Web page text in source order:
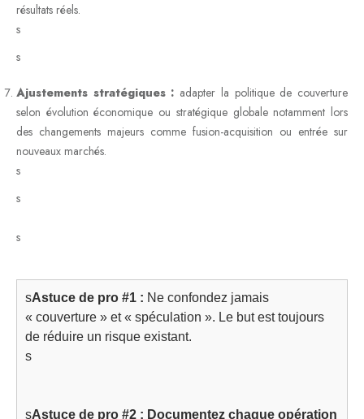
résultats réels.
s
s
Ajustements stratégiques : adapter la politique de couverture
selon évolution économique ou stratégique globale notamment lors
des changements majeurs comme fusion-acquisition ou entrée sur
nouveaux marchés.
s
s
s
sAstuce de pro #1 : Ne confondez jamais
« couverture » et « spéculation ». Le but est toujours
de réduire un risque existant.
s
sAstuce de pro #2 : Documentez chaque opération